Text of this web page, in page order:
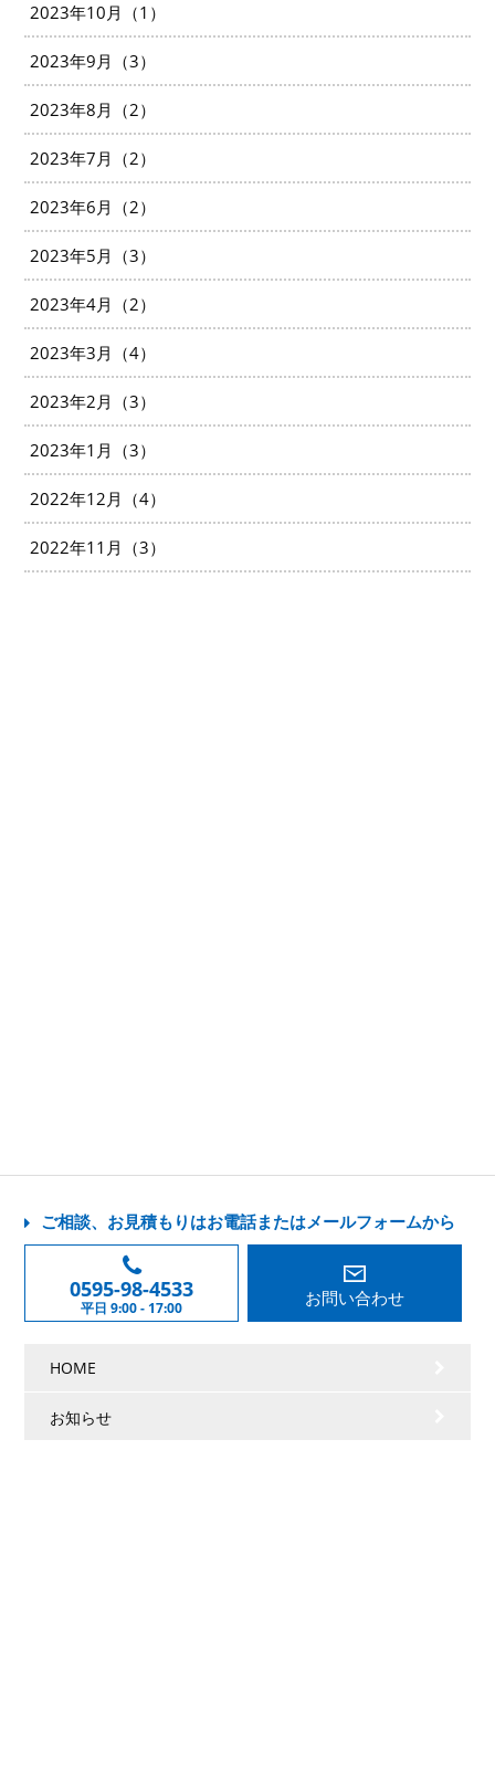
2023年10月（1）
2023年9月（3）
2023年8月（2）
2023年7月（2）
2023年6月（2）
2023年5月（3）
2023年4月（2）
2023年3月（4）
2023年2月（3）
2023年1月（3）
2022年12月（4）
2022年11月（3）
ご相談、お見積もりはお電話またはメールフォームから
0595-98-4533
平日 9:00 - 17:00 お問い合わせ
HOME
お知らせ